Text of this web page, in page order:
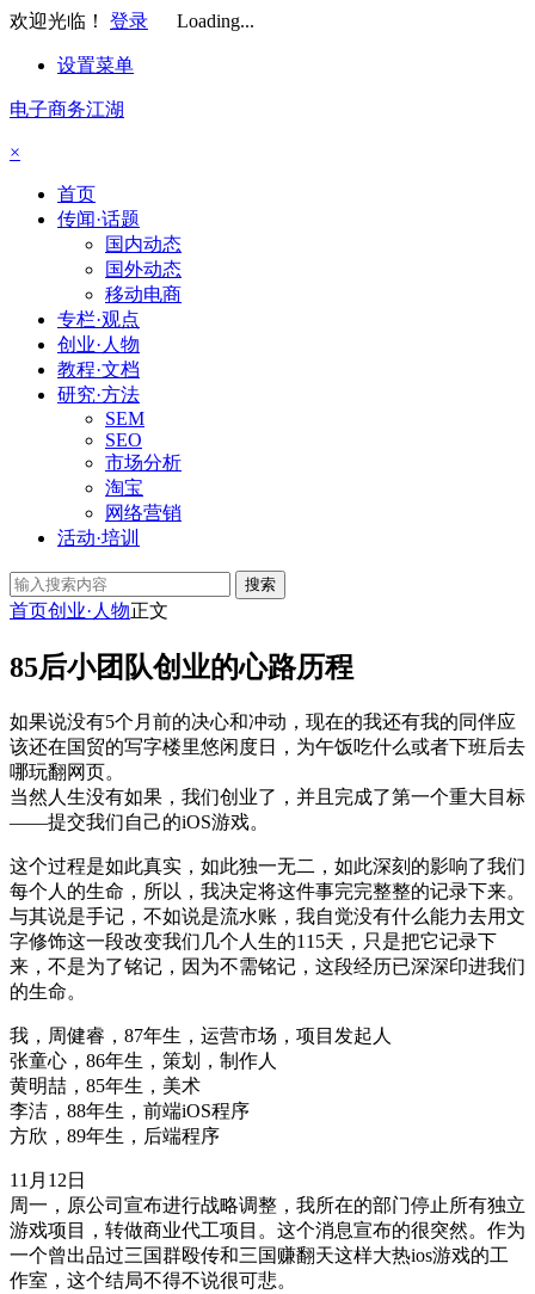
欢迎光临！ 登录 Loading...
设置菜单
电子商务江湖
×
首页
传闻·话题
国内动态
国外动态
移动电商
专栏·观点
创业·人物
教程·文档
研究·方法
SEM
SEO
市场分析
淘宝
网络营销
活动·培训
搜索
首页创业·人物正文
85后小团队创业的心路历程
如果说没有5个月前的决心和冲动，现在的我还有我的同伴应
该还在国贸的写字楼里悠闲度日，为午饭吃什么或者下班后去
哪玩翻网页。
当然人生没有如果，我们创业了，并且完成了第一个重大目标
——提交我们自己的iOS游戏。
这个过程是如此真实，如此独一无二，如此深刻的影响了我们
每个人的生命，所以，我决定将这件事完完整整的记录下来。
与其说是手记，不如说是流水账，我自觉没有什么能力去用文
字修饰这一段改变我们几个人生的115天，只是把它记录下
来，不是为了铭记，因为不需铭记，这段经历已深深印进我们
的生命。
我，周健睿，87年生，运营市场，项目发起人
张童心，86年生，策划，制作人
黄明喆，85年生，美术
李洁，88年生，前端iOS程序
方欣，89年生，后端程序
11月12日
周一，原公司宣布进行战略调整，我所在的部门停止所有独立
游戏项目，转做商业代工项目。这个消息宣布的很突然。作为
一个曾出品过三国群殴传和三国赚翻天这样大热ios游戏的工
作室，这个结局不得不说很可悲。